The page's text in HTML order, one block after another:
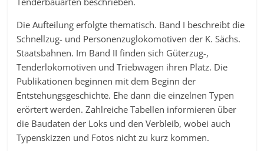
Die Aufteilung erfolgte thematisch. Band I beschreibt die
Schnellzug- und Personenzuglokomotiven der K. Sächs.
Staatsbahnen. Im Band II finden sich Güterzug-,
Tenderlokomotiven und Triebwagen ihren Platz. Die
Publikationen beginnen mit dem Beginn der
Entstehungsgeschichte. Ehe dann die einzelnen Typen
erörtert werden. Zahlreiche Tabellen informieren über
die Baudaten der Loks und den Verbleib, wobei auch
Typenskizzen und Fotos nicht zu kurz kommen.